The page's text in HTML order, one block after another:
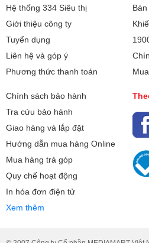
Hệ thống 334 Siêu thị
Giới thiệu công ty
Tuyển dụng
Liên hệ và góp ý
Phương thức thanh toán
Chính sách bảo hành
Tra cứu bảo hành
Giao hàng và lắp đặt
Hướng dẫn mua hàng Online
Mua hàng trả góp
Quy chế hoạt động
In hóa đơn điện tử
Xem thêm